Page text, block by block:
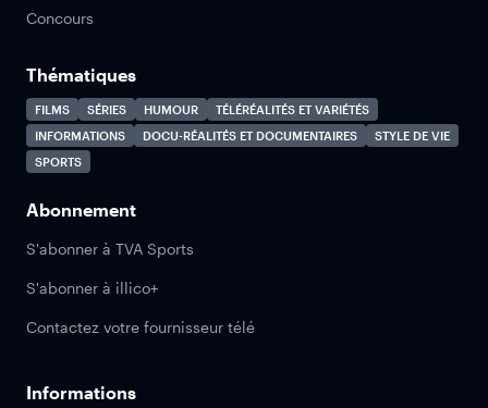
Concours
Thématiques
FILMS SÉRIES HUMOUR
TÉLÉRÉALITÉS ET VARIÉTÉS
INFORMATIONS
DOCU-RÉALITÉS ET DOCUMENTAIRES
STYLE DE VIE
SPORTS
Abonnement
S'abonner à TVA Sports
S'abonner à illico+
Contactez votre fournisseur télé
Informations